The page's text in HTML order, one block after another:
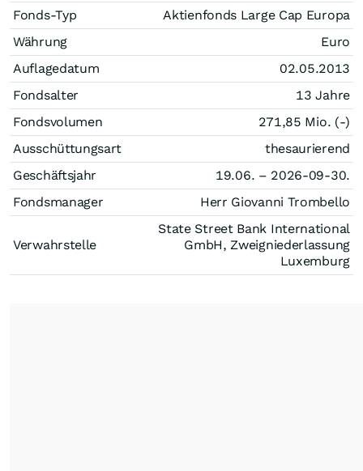
Fonds-Typ
Aktienfonds Large Cap Europa
Währung
Euro
Auflagedatum
02.05.2013
Fondsalter
13 Jahre
Fondsvolumen
271,85 Mio. (-)
Ausschüttungsart
thesaurierend
Geschäftsjahr
19.06. – 2026-09-30.
Fondsmanager
Herr Giovanni Trombello
Verwahrstelle
State Street Bank International
GmbH, Zweigniederlassung
Luxemburg